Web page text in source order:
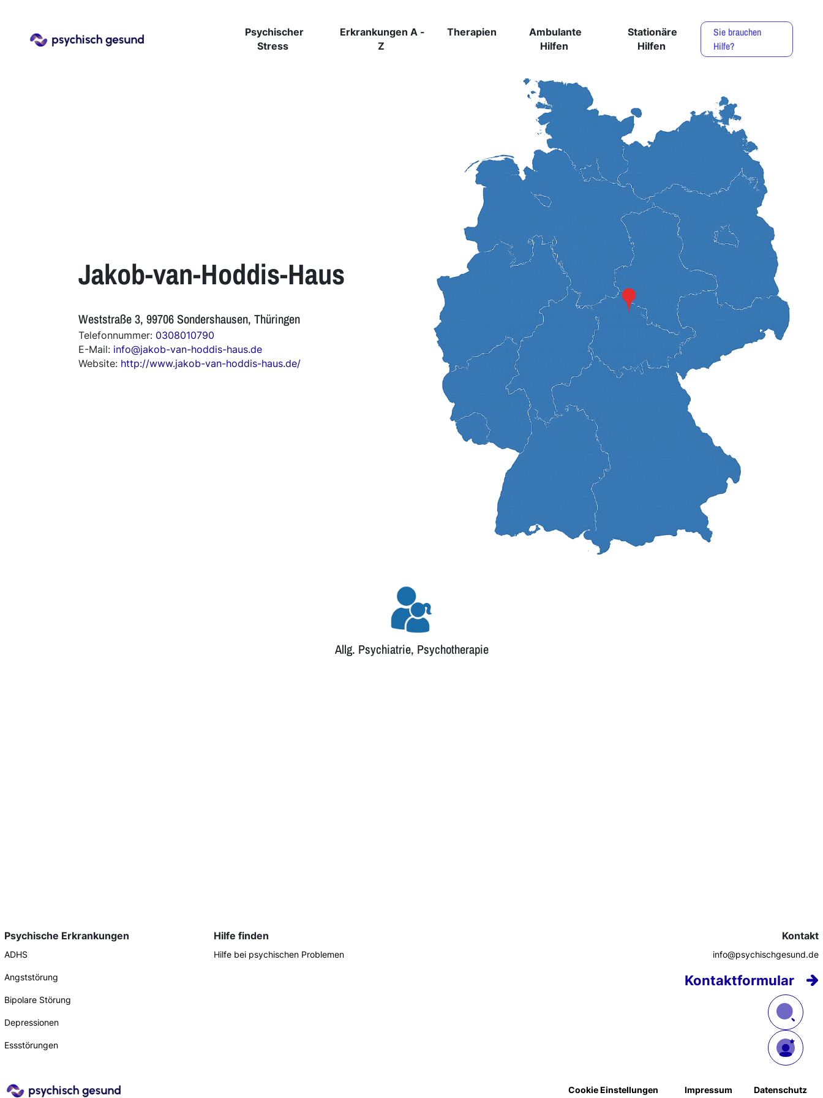
Psychischer
Stress
Erkrankungen A -
Z
Therapien
Ambulante
Hilfen
Stationäre
Hilfen
Sie brauchen
Hilfe?
Jakob-van-Hoddis-Haus
Weststraße 3, 99706 Sondershausen, Thüringen
Telefonnummer: 0308010790
E-Mail: info@jakob-van-hoddis-haus.de
Website: http://www.jakob-van-hoddis-haus.de/
Allg. Psychiatrie, Psychotherapie
Psychische Erkrankungen
ADHS
Angststörung
Bipolare Störung
Depressionen
Essstörungen
Hilfe finden
Hilfe bei psychischen Problemen
Kontakt
info@psychischgesund.de
Kontaktformular
Cookie Einstellungen Impressum Datenschutz